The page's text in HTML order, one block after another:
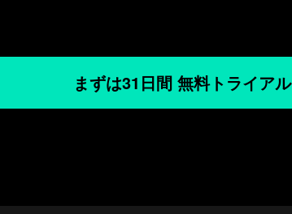
まずは31日間 無料トライアル